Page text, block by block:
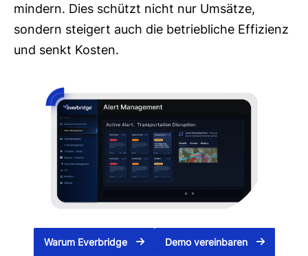
mindern. Dies schützt nicht nur Umsätze,
sondern steigert auch die betriebliche Effizienz
und senkt Kosten.
Warum Everbridge Demo vereinbaren